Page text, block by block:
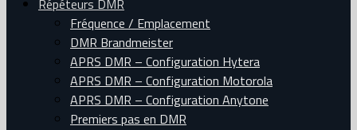
Répéteurs DMR
Fréquence / Emplacement
DMR Brandmeister
APRS DMR – Configuration Hytera
APRS DMR – Configuration Motorola
APRS DMR – Configuration Anytone
Premiers pas en DMR